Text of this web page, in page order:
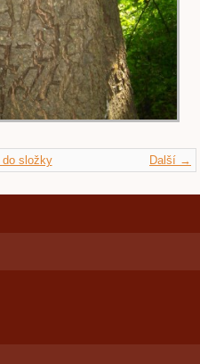
Další →
do složky